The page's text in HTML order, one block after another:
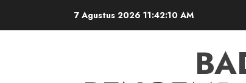
7 Agustus 2026 11:42:11 AM